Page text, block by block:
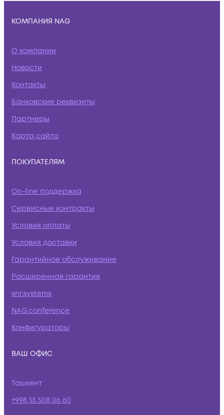
КОМПАНИЯ NAG
О компании
Новости
Контакты
Банковские реквизиты
Партнеры
Карта сайта
ПОКУПАТЕЛЯМ
On-line поддержка
Сервисные контракты
Условия оплаты
Условия доставки
Гарантийное обслуживание
Расширенная гарантия
snr.systems
NAG.conference
Конфигураторы
ВАШ ОФИС
Ташкент
+998 55 508 06 60